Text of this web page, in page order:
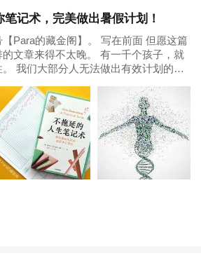
记术，完美做出暑假计划！
Para的藏金阁】。 写在前面 但愿这篇
文章来得不太晚。 有一千个孩子，就
我们大部分人无法做出有效计划的原
满满当当的计划时，反而无从下手。